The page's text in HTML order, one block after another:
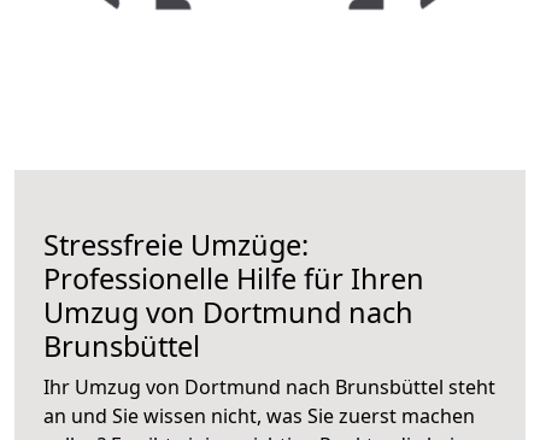
Stressfreie Umzüge:
Professionelle Hilfe für Ihren
Umzug von Dortmund nach
Brunsbüttel
Ihr Umzug von Dortmund nach Brunsbüttel steht
an und Sie wissen nicht, was Sie zuerst machen